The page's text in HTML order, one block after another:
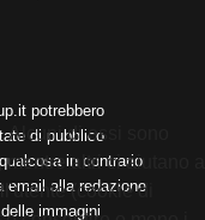
potrebbero
di pubblico
in contrario
email alla redazione
immagini
di essi sono
altri ci aiutano a
(cookie di